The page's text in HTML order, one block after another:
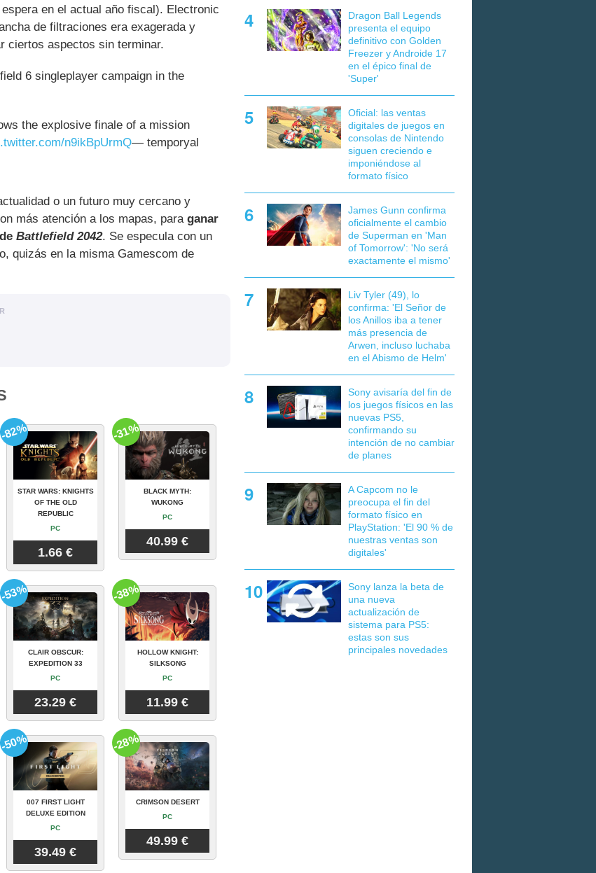
en el actual año fiscal). Electronic
de filtraciones era exagerada y
ciertos aspectos sin terminar.
6 singleplayer campaign in the
the explosive finale of a mission
n9ikBpUrmQ— temporyal
o un futuro muy cercano y
más atención a los mapas, para ganar
Battlefield 2042. Se especula con un
quizás en la misma Gamescom de
STAR WARS: KNIGHTS
OF THE OLD
REPUBLIC
PC
1.66 €
-82%
BLACK MYTH:
WUKONG
PC
40.99 €
-31%
CLAIR OBSCUR:
EXPEDITION 33
PC
23.29 €
-53%
HOLLOW KNIGHT:
SILKSONG
PC
11.99 €
-38%
007 FIRST LIGHT
DELUXE EDITION
PC
39.49 €
-50%
CRIMSON DESERT
PC
49.99 €
-28%
Dragon Ball Legends
presenta el equipo
definitivo con Golden
Freezer y Androide 17
en el épico final de
'Super'
Oficial: las ventas
digitales de juegos en
consolas de Nintendo
siguen creciendo e
imponiéndose al
formato físico
James Gunn confirma
oficialmente el cambio
de Superman en 'Man
of Tomorrow': 'No será
exactamente el mismo'
Liv Tyler (49), lo
confirma: 'El Señor de
los Anillos iba a tener
más presencia de
Arwen, incluso luchaba
en el Abismo de Helm'
Sony avisaría del fin de
los juegos físicos en las
nuevas PS5,
confirmando su
intención de no cambiar
de planes
A Capcom no le
preocupa el fin del
formato físico en
PlayStation: 'El 90 % de
nuestras ventas son
digitales'
Sony lanza la beta de
una nueva
actualización de
sistema para PS5:
estas son sus
principales novedades